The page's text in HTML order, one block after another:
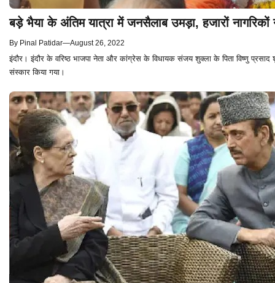
बड़े भैया के अंतिम यात्रा में जनसैलाब उमड़ा, हजारों
By Pinal Patidar—August 26, 2022
इंदौर। इंदौर के वरिष्ठ भाजपा नेता और कांग्रेस के विधायक संजय शुक्ला के पिता विष्णु
संस्कार किया गया।